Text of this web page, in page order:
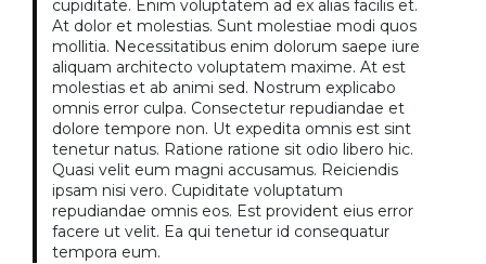
cupiditate. Enim voluptatem ad ex alias facilis et.
At dolor et molestias. Sunt molestiae modi quos
mollitia. Necessitatibus enim dolorum saepe iure
aliquam architecto voluptatem maxime. At est
molestias et ab animi sed. Nostrum explicabo
omnis error culpa. Consectetur repudiandae et
dolore tempore non. Ut expedita omnis est sint
tenetur natus. Ratione ratione sit odio libero hic.
Quasi velit eum magni accusamus. Reiciendis
ipsam nisi vero. Cupiditate voluptatum
repudiandae omnis eos. Est provident eius error
facere ut velit. Ea qui tenetur id consequatur
tempora eum.